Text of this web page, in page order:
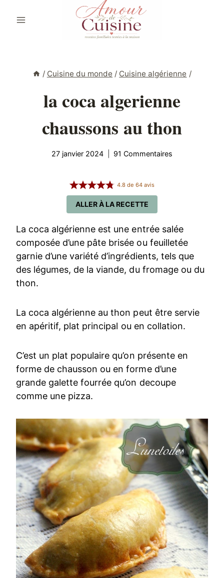
/ Cuisine du monde / Cuisine algérienne /
la coca algerienne
chaussons au thon
27 janvier 2024 91 Commentaires
ALLER À LA RECETTE
4.8 de 64avis
La coca algérienne est une entrée salée
composée d’une pâte brisée ou feuilletée
garnie d’une variété d’ingrédients, tels que
des légumes, de la viande, du fromage ou du
thon.
La coca algérienne au thon peut être servie
en apéritif, plat principal ou en collation.
C’est un plat populaire qu’on présente en
forme de chausson ou en forme d’une
grande galette fourrée qu’on decoupe
comme une pizza.